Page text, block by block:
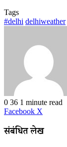
Tags
#delhi delhiweather
0 36 1 minute read
Facebook X
Email
संबंधित लेख